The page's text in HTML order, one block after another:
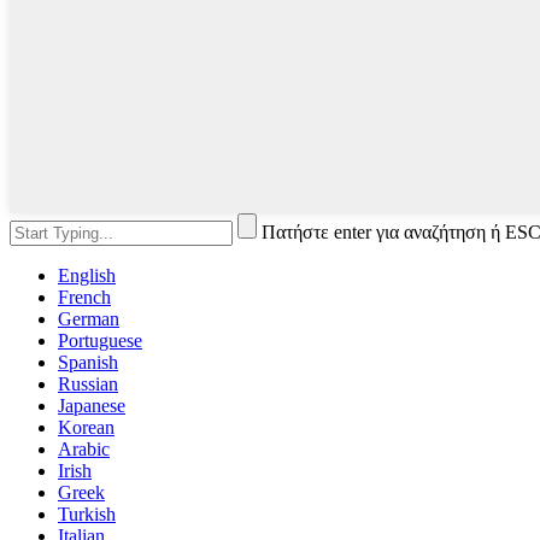
Πατήστε enter για αναζήτηση ή ESC
English
French
German
Portuguese
Spanish
Russian
Japanese
Korean
Arabic
Irish
Greek
Turkish